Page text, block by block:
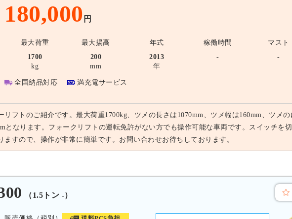
180,000 円
最大荷重 最大揚高 年式 稼働時間 マスト
1700
kg
200
mm
2013
年
- -
全国納品対応 満充電サービス
リフトのご紹介です。最大荷重1700kg、ツメの長さは1070mm、ツメ幅は160mm、ツメ
となります。フォークリフトの運転免許がない方でも操作可能な車両です。スイッチを
ますので、操作が非常に簡単です。お問い合わせお待ちしております。
（1.5トン -）